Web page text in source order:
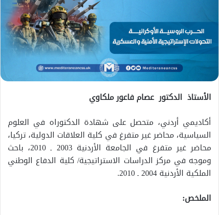
الأستاذ الدكتور عصام فاعور ملكاوي
أكاديمي أردني، متحصل على شهادة الدكتوراه في العلوم
السياسية، محاضر غير متفرغ في كلية العلاقات الدولية، تركيا،
محاضر غير متفرغ في الجامعة الأردنية 2003 ـ 2010، باحث
وموجه في مركز الدراسات الاستراتيجية/ كلية الدفاع الوطني
الملكية الأردنية 2004 ـ 2010.
الملخص: